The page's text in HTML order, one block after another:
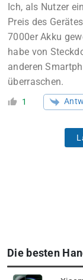
Ich, als Nutzer
Preis des
7000er Akku
habe von
anderen
überraschen.
1
Die besten